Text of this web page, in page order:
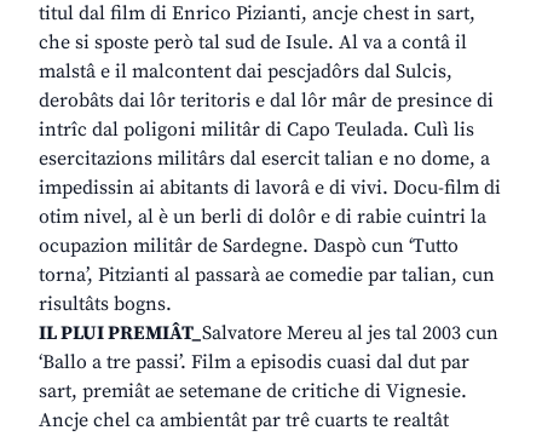
titul dal film di Enrico Pizianti, ancje chest in sart,
che si sposte però tal sud de Isule. Al va a contâ il
malstâ e il malcontent dai pescjadôrs dal Sulcis,
derobâts dai lôr teritoris e dal lôr mâr de presince di
intrîc dal poligoni militâr di Capo Teulada. Culì lis
esercitazions militârs dal esercit talian e no dome, a
impedissin ai abitants di lavorâ e di vivi. Docu-film di
otim nivel, al è un berli di dolôr e di rabie cuintri la
ocupazion militâr de Sardegne. Daspò cun ‘Tutto
torna’, Pitzianti al passarà ae comedie par talian, cun
risultâts bogns.
IL PLUI PREMIÂT_Salvatore Mereu al jes tal 2003 cun
‘Ballo a tre passi’. Film a episodis cuasi dal dut par
sart, premiât ae setemane de critiche di Vignesie.
Ancje chel ca ambientât par trê cuarts te realtât